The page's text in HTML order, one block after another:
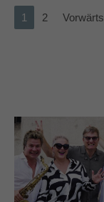
1 2 Vorwärts